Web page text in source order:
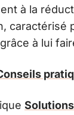
à la
caractérisé
à lui